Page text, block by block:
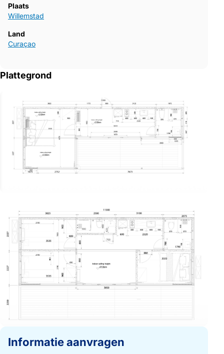
Plaats
Willemstad
Land
Curaçao
Plattegrond
Informatie aanvragen